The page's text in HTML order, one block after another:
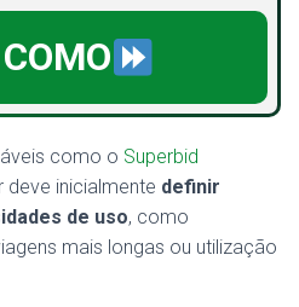
como o Superbid
inicialmente definir
de uso, como
mais longas ou utilização